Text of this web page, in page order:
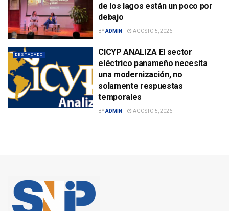
de los lagos están un poco por
debajo
BYADMIN AGOSTO 5, 2026
DESTACADO
CICYP ANALIZA El sector
eléctrico panameño necesita
una modernización, no
solamente respuestas
temporales
BYADMIN AGOSTO 5, 2026